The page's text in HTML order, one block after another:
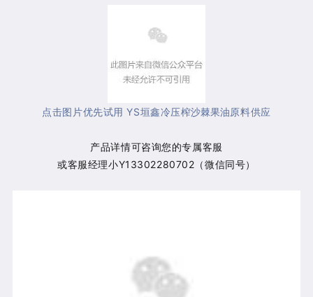
点击图片优先试用 YS垣鑫冷压榨沙棘果油 原料供应
产品详情可咨询您的专属客服
或客服经理小Y13302280702（微信同号）